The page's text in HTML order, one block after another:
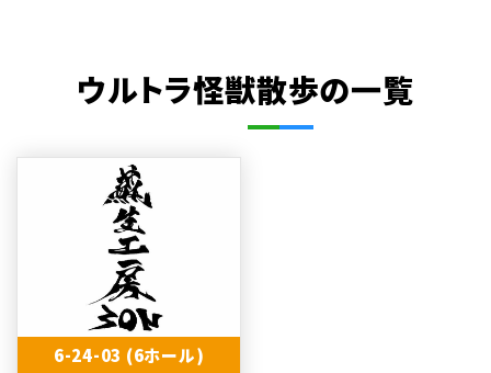
ウルトラ怪獣散歩の一覧
6-24-03 (6ホール)